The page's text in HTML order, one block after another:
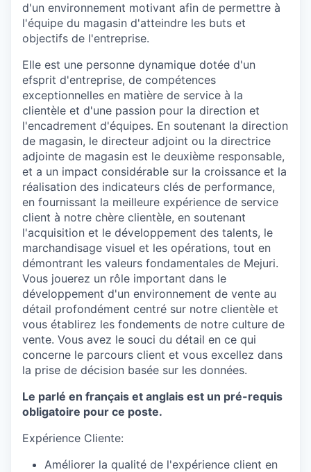
d'un environnement motivant afin de permettre à
l'équipe du magasin d'atteindre les buts et
objectifs de l'entreprise.
Elle est une personne dynamique dotée d'un
efsprit d'entreprise, de compétences
exceptionnelles en matière de service à la
clientèle et d'une passion pour la direction et
l'encadrement d'équipes. En soutenant la direction
de magasin, le directeur adjoint ou la directrice
adjointe de magasin est le deuxième responsable,
et a un impact considérable sur la croissance et la
réalisation des indicateurs clés de performance,
en fournissant la meilleure expérience de service
client à notre chère clientèle, en soutenant
l'acquisition et le développement des talents, le
marchandisage visuel et les opérations, tout en
démontrant les valeurs fondamentales de Mejuri.
Vous jouerez un rôle important dans le
développement d'un environnement de vente au
détail profondément centré sur notre clientèle et
vous établirez les fondements de notre culture de
vente. Vous avez le souci du détail en ce qui
concerne le parcours client et vous excellez dans
la prise de décision basée sur les données.
Le parlé en français et anglais est un pré-requis
obligatoire pour ce poste.
Expérience Cliente:
Améliorer la qualité de l'expérience client en